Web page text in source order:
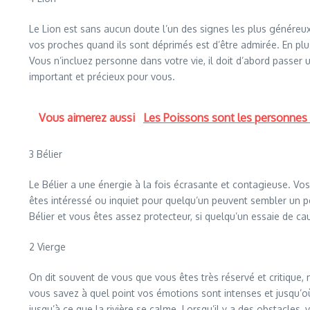
Le Lion est sans aucun doute l’un des signes les plus
vos proches quand ils sont déprimés est d’être admirée. En
Vous n’incluez personne dans votre vie, il doit d’abord
important et précieux pour vous.
Vous aimerez aussi Les Poissons sont les
3 Bélier
Le Bélier a une énergie à la fois écrasante et contagieuse.
êtes intéressé ou inquiet pour quelqu’un peuvent sembler
Bélier et vous êtes assez protecteur, si quelqu’un essaie de
2 Vierge
On dit souvent de vous que vous êtes très réservé et
vous savez à quel point vos émotions sont intenses et